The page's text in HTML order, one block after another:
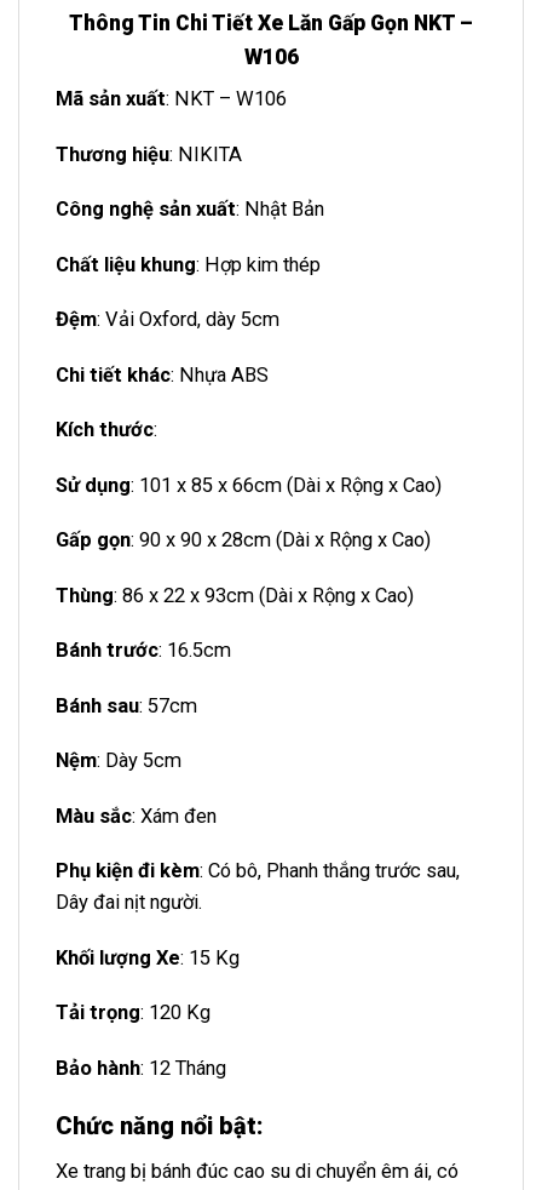
Thông Tin Chi Tiết Xe Lăn Gấp Gọn NKT –
W106
Mã sản xuất: NKT – W106
Thương hiệu: NIKITA
Công nghệ sản xuất: Nhật Bản
Chất liệu khung: Hợp kim thép
Đệm: Vải Oxford, dày 5cm
Chi tiết khác: Nhựa ABS
Kích thước:
Sử dụng: 101 x 85 x 66cm (Dài x Rộng x Cao)
Gấp gọn: 90 x 90 x 28cm (Dài x Rộng x Cao)
Thùng: 86 x 22 x 93cm (Dài x Rộng x Cao)
Bánh trước: 16.5cm
Bánh sau: 57cm
Nệm: Dày 5cm
Màu sắc: Xám đen
Phụ kiện đi kèm: Có bô, Phanh thắng trước sau,
Dây đai nịt người.
Khối lượng Xe: 15 Kg
Tải trọng: 120 Kg
Bảo hành: 12 Tháng
Chức năng nổi bật:
Xe trang bị bánh đúc cao su di chuyển êm ái, có